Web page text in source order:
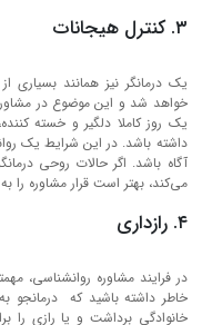
۳. کنترل هیجانات
یک درمانگر نیز همانند
خواهد شد و این موضوع در
یک روز کاملا دلگیر و خسته
داشته باشد. در این شرایط یک
آگاه باشد. اگر حالات روحی
می‌کند، بهتر است قرار مشاوره را
۴. رازداری
در فرایند مشاوره روانشناسی،
خاطر داشته باشید که درمانجو
خانوادگی برداشت و یا رازی را